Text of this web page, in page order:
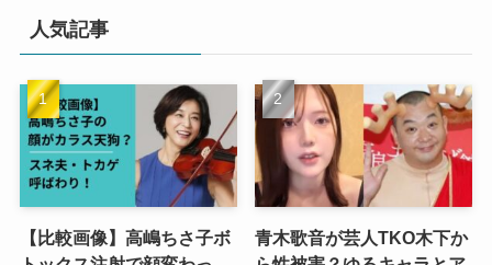
人気記事
【比較画像】高嶋ちさ子ボ
青木歌音が芸人TKO木下か